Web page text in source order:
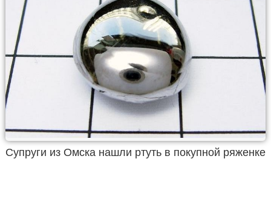
Супруги из Омска нашли ртуть в покупной ряженке